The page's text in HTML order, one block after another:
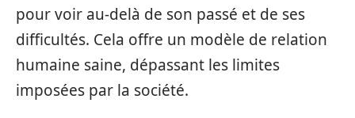
pour voir au-delà de son passé et de ses
difficultés. Cela offre un modèle de relation
humaine saine, dépassant les limites
imposées par la société.